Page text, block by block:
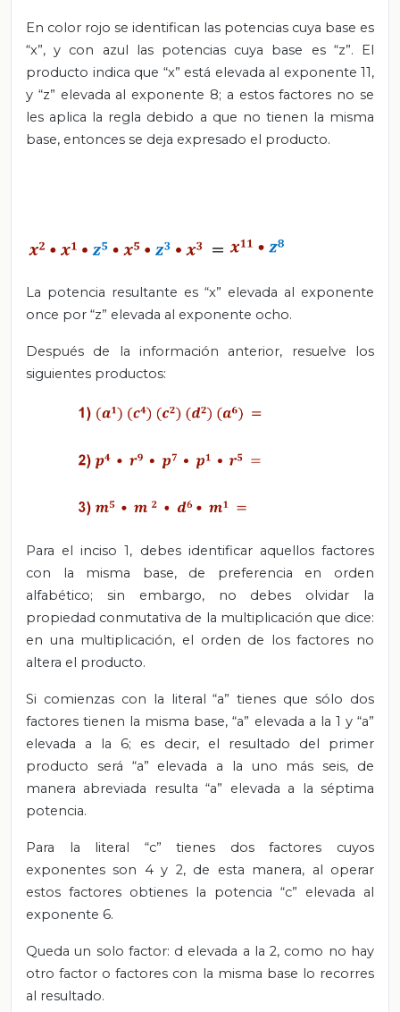
En color rojo se identifican las potencias cuya base es
“x”, y con azul las potencias cuya base es “z”. El
producto indica que “x” está elevada al exponente 11,
y “z” elevada al exponente 8; a estos factores no se
les aplica la regla debido a que no tienen la misma
base, entonces se deja expresado el producto.
La potencia resultante es “x” elevada al exponente
once por “z” elevada al exponente ocho.
Después de la información anterior, resuelve los
siguientes productos:
Para el inciso 1, debes identificar aquellos factores
con la misma base, de preferencia en orden
alfabético; sin embargo, no debes olvidar la
propiedad conmutativa de la multiplicación que dice:
en una multiplicación, el orden de los factores no
altera el producto.
Si comienzas con la literal “a” tienes que sólo dos
factores tienen la misma base, “a” elevada a la 1 y “a”
elevada a la 6; es decir, el resultado del primer
producto será “a” elevada a la uno más seis, de
manera abreviada resulta “a” elevada a la séptima
potencia.
Para la literal “c” tienes dos factores cuyos
exponentes son 4 y 2, de esta manera, al operar
estos factores obtienes la potencia “c” elevada al
exponente 6.
Queda un solo factor: d elevada a la 2, como no hay
otro factor o factores con la misma base lo recorres
al resultado.